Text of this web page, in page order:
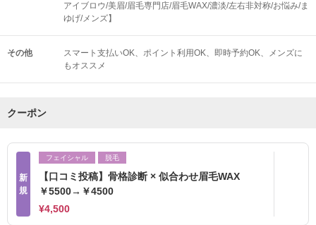
アイブロウ/美眉/眉毛専門店/眉毛WAX/濃淡/左右非対称/お悩み/ま
ゆげ/メンズ】
その他 スマート支払いOK ポイント利用OK 即時予約OK
メンズに
もオススメ
クーポン
新
規
フェイシャル 脱毛
【口コミ投稿】骨格診断 × 似合わせ眉毛WAX
￥5500→￥4500
¥4,500